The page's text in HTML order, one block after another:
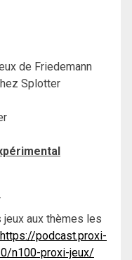
de Friedemann
Splotter
aux thèmes les
https://podcast.proxi-
n100-proxi-jeux/